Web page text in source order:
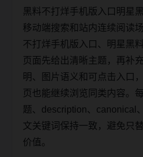
黑料不打烊手机版入口明星
移动端搜索和站内连续阅读
不打烊手机版入口、明星黑
页面先给出清晰主题，再补
明、图片语义和可点击入口
页也能继续浏览同类内容。
题、description、canonical
文关键词保持一致，避免只
价值。